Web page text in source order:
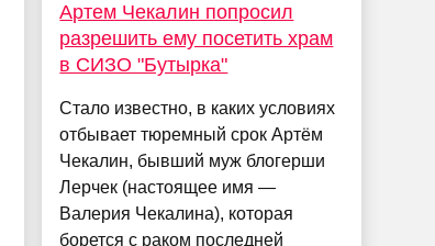
Артем Чекалин попросил
разрешить ему посетить храм
в СИЗО "Бутырка"
Стало известно, в каких условиях
отбывает тюремный срок Артём
Чекалин, бывший муж блогерши
Лерчек (настоящее имя —
Валерия Чекалина), которая
борется с раком последней